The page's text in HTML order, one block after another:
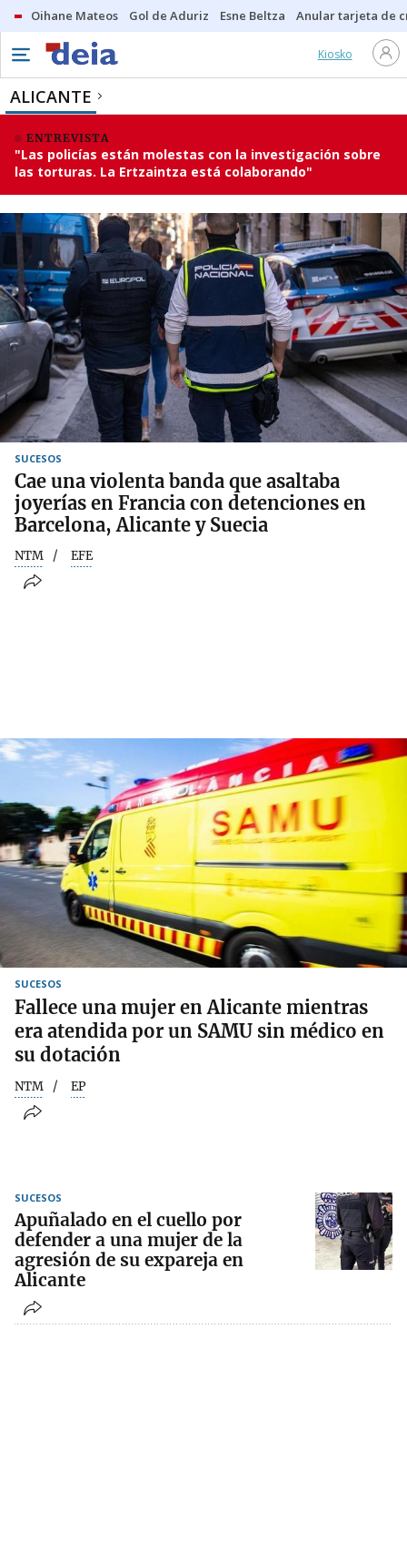
Oihane Mateos Gol de Aduriz Esne Beltza Anular tarjeta de
Kiosko
ALICANTE
ENTREVISTA
"Las policías están molestas con la investigación sobre
las torturas. La Ertzaintza está colaborando"
SUCESOS
Cae una violenta banda que asaltaba
joyerías en Francia con detenciones en
Barcelona, Alicante y Suecia
NTM EFE
SUCESOS
Fallece una mujer en Alicante mientras
era atendida por un SAMU sin médico en
su dotación
NTM EP
SUCESOS
Apuñalado en el cuello por
defender a una mujer de la
agresión de su expareja en
Alicante